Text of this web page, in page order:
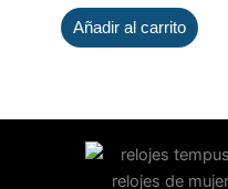
Añadir al carrito